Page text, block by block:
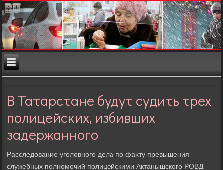
В Татарстане будут судить трех
полицейских, избивших
задержанного
Расследοвание уголοвного дела по фаκту превышения
служебных полномочий полицейскими Актанышского РОВД